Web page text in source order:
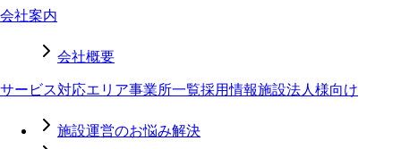
会社案内
会社概要
サービス対応エリア事業所一覧採用情報施設法人様向け
施設運営のお悩み解決